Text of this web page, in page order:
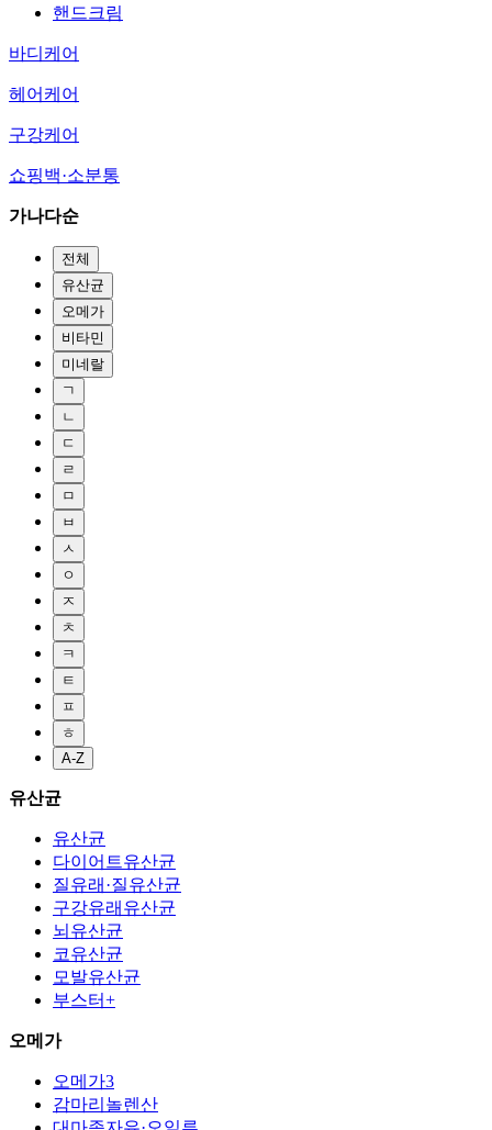
핸드크림
바디케어
헤어케어
구강케어
쇼핑백·소분통
가나다순
전체
유산균
오메가
비타민
미네랄
ㄱ
ㄴ
ㄷ
ㄹ
ㅁ
ㅂ
ㅅ
ㅇ
ㅈ
ㅊ
ㅋ
ㅌ
ㅍ
ㅎ
A-Z
유산균
유산균
다이어트유산균
질유래·질유산균
구강유래유산균
뇌유산균
코유산균
모발유산균
부스터+
오메가
오메가3
감마리놀렌산